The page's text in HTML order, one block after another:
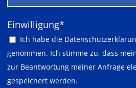
Pflichtfeld
Einwilligung*
Ich habe die
genommen. Ich stimme zu, dass
zur Beantwortung meiner Anfrage
gespeichert werden.